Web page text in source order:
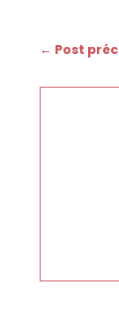
← Post